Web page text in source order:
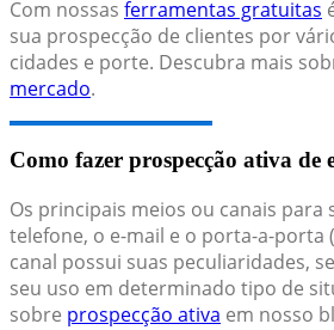
Com nossas ferramentas gratuitas
sua prospecção de clientes por
cidades e porte. Descubra mais
mercado.
Como fazer prospecção ativa de
Os principais meios ou canais para
telefone, o e-mail e o porta-a-porta
canal possui suas peculiaridades,
seu uso em determinado tipo de
sobre prospecção ativa em nosso